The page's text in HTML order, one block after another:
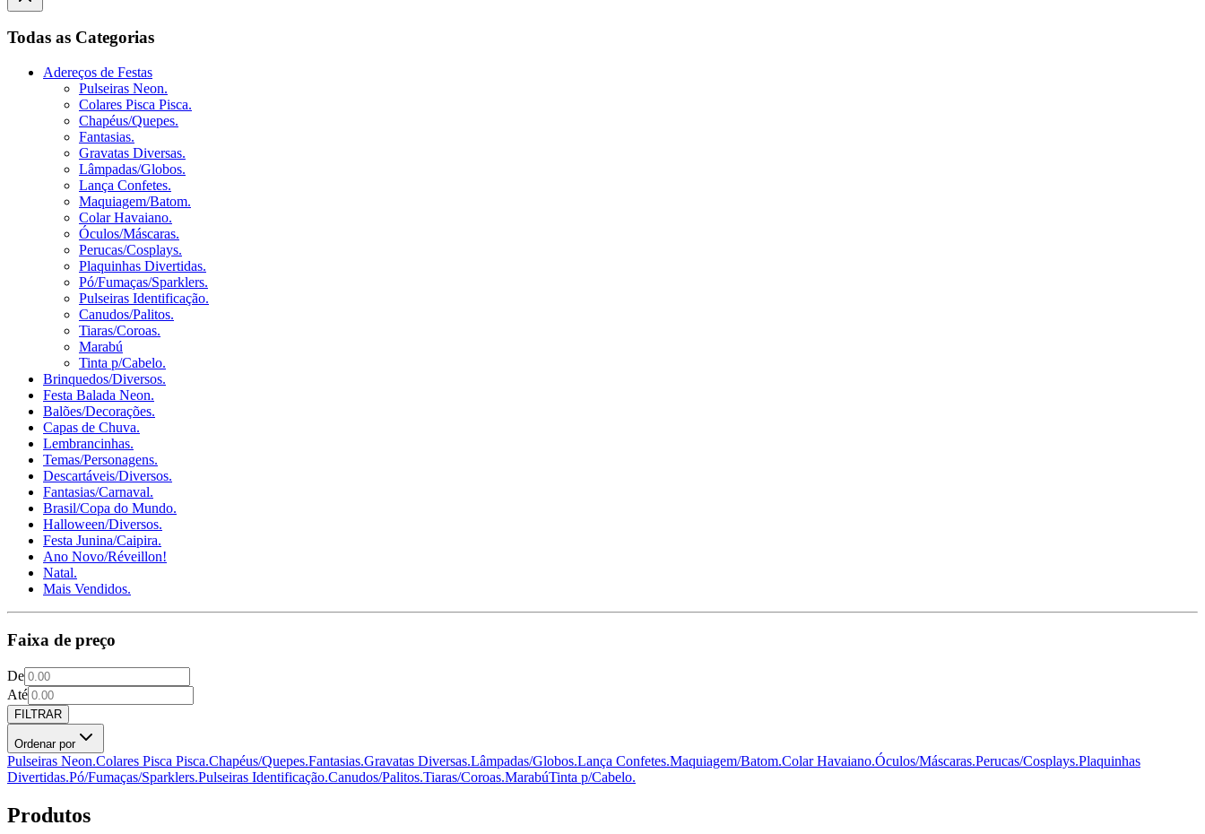
Todas as Categorias
Adereços de Festas
Pulseiras Neon.
Colares Pisca Pisca.
Chapéus/Quepes.
Fantasias.
Gravatas Diversas.
Lâmpadas/Globos.
Lança Confetes.
Maquiagem/Batom.
Colar Havaiano.
Óculos/Máscaras.
Perucas/Cosplays.
Plaquinhas Divertidas.
Pó/Fumaças/Sparklers.
Pulseiras Identificação.
Canudos/Palitos.
Tiaras/Coroas.
Marabú
Tinta p/Cabelo.
Brinquedos/Diversos.
Festa Balada Neon.
Balões/Decorações.
Capas de Chuva.
Lembrancinhas.
Temas/Personagens.
Descartáveis/Diversos.
Fantasias/Carnaval.
Brasil/Copa do Mundo.
Halloween/Diversos.
Festa Junina/Caipira.
Ano Novo/Réveillon!
Natal.
Mais Vendidos.
Faixa de preço
De
Até
FILTRAR
Ordenar por
Pulseiras Neon.Colares Pisca Pisca.Chapéus/Quepes.Fantasias.Gravatas Diversas.Lâmpadas/Globos.Lança Confetes.Maquiagem/Batom.Colar Havaiano.Óculos/Máscaras.Perucas/Cosplays.Plaquinhas
Divertidas.Pó/Fumaças/Sparklers.Pulseiras Identificação.Canudos/Palitos.Tiaras/Coroas.MarabúTinta p/Cabelo.
Produtos